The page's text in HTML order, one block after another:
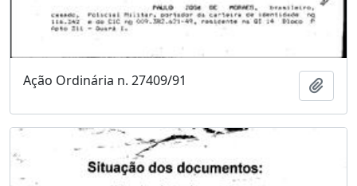
Ação Ordinária n. 27409/91